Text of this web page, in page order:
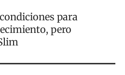
para
pero